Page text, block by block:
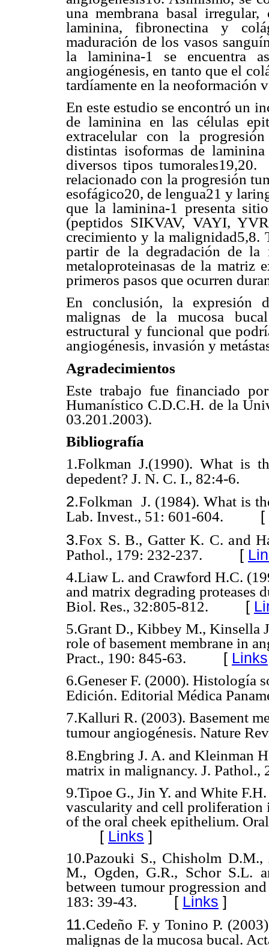
una membrana basal
laminina, fibronectina y
maduración de los vasos
la laminina-1 se encuentra
angiogénesis, en tanto que el
tardíamente en la neoformación
En este estudio se encontró un
de laminina en las células
extracelular con la
distintas isoformas de
diversos tipos
relacionado con la progresión
esofágico20, de lengua21 y
que la laminina-1 presenta
(peptidos SIKVAV, VAYI,
crecimiento y la malignidad5,8.
partir de la degradación de la
metaloproteinasas de la matriz
primeros pasos que ocurren
En conclusión, la expresión
malignas de la mucosa
estructural y funcional que
angiogénesis, invasión y
Agradecimientos
Este trabajo fue financiado
Humanístico C.D.C.H. de la
03.201.2003).
Bibliografía
1.Folkman J.(1990). What is
depedent? J. N. C. I., 82:4-6.
2.Folkman J. (1984). What is
Lab. Invest., 51: 601-604.
[
3.Fox S. B., Gatter K. C. and
Pathol., 179: 232-237.
[
4.Liaw L. and Crawford H.C.
and matrix degrading proteases
Biol. Res., 32:805-812.
[
5.Grant D., Kibbey M., Kinsella
role of basement membrane in
Pract., 190: 845-63.
[ Links
6.Geneser F. (2000). Histología
Edición. Editorial Médica
7.Kalluri R. (2003). Basement
tumour angiogénesis. Nature
8.Engbring J. A. and Kleinman
matrix in malignancy. J. Pathol.,
9.Tipoe G., Jin Y. and White
vascularity and cell proliferation
of the oral cheek epithelium.
[ Links ]
10.Pazouki S., Chisholm
M., Ogden, G.R., Schor S.L.
between tumour progression
183: 39-43.
[ Links ]
11.Cedeño F. y Tonino P.
malignas de la mucosa bucal.